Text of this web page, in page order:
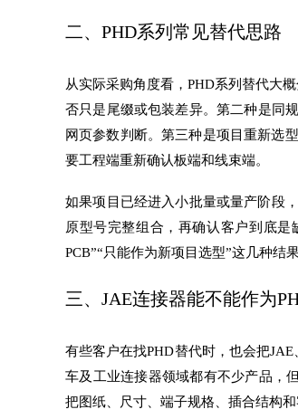
二、PHD系列常见替代思路
从实际采购角度看，PHD系列替代大
否只是尾缀或包装差异。第二种是同
网页参数判断。第三种是项目重新选
要工程端重新确认板端和线束端。
如果项目已经进入小批量或量产阶段
原型号完整组合，再确认客户到底
PCB”“只能作为新项目选型”这几种结
三、JAE连接器能不能作为
有些客户在找PHD替代时，也会把
车及工业连接器领域都有不少产品，
把图纸、尺寸、端子规格、插合结构和